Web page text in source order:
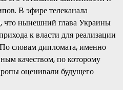
В эфире телеканала
что нынешний глава Украины
к власти для реализации
словам дипломата, именно
качеством, по которому
оценивали будущего